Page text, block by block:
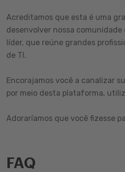
Acreditamos que esta é uma
desenvolver nossa
líder, que reúne grandes
de TI.
Encorajamos você a canalizar
por meio desta plataforma,
Adoraríamos que você fizesse
FAQ